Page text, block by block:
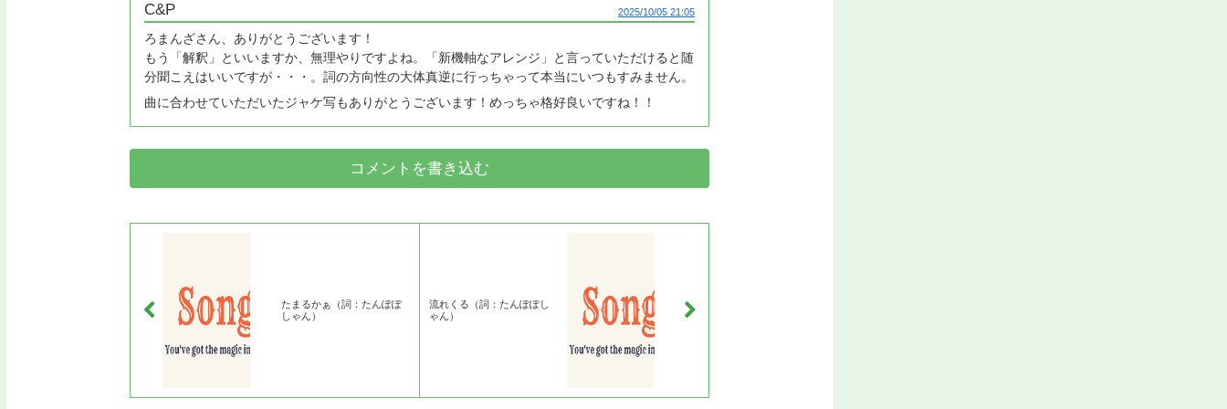
C&P 2025/10/05 21:05
ろまんざさん、ありがとうございます！
もう「解釈」といいますか、無理やりですよね。「新機軸なアレンジ」と言っていただけると随
分聞こえはいいですが・・・。詞の方向性の大体真逆に行っちゃって本当にいつもすみません。
曲に合わせていただいたジャケ写もありがとうございます！めっちゃ格好良いですね！！
コメントを書き込む
たまるかぁ（詞：たんぽぽ
しゃん）
流れくる（詞：たんぽぽし
ゃん）